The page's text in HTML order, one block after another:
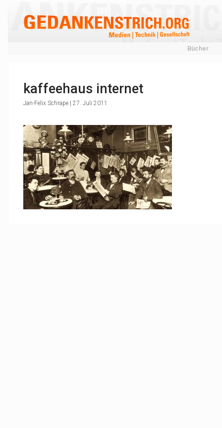
Bücher
kaffeehaus internet
Jan-Felix Schrape | 27. Juli 2011